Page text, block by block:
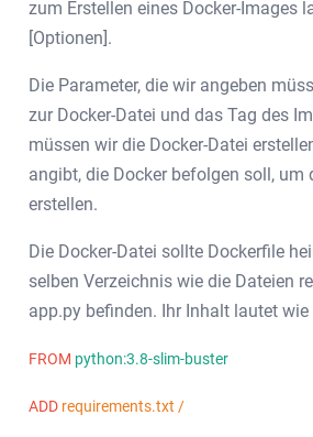
zum Erstellen eines Docker-Images
[Optionen].
Die Parameter, die wir angeben
zur Docker-Datei und das Tag des
müssen wir die Docker-Datei
angibt, die Docker befolgen soll, um
erstellen.
Die Docker-Datei sollte Dockerfile
selben Verzeichnis wie die Dateien
app.py befinden. Ihr Inhalt lautet
FROM python:3.8-slim-buster
ADD requirements.txt /